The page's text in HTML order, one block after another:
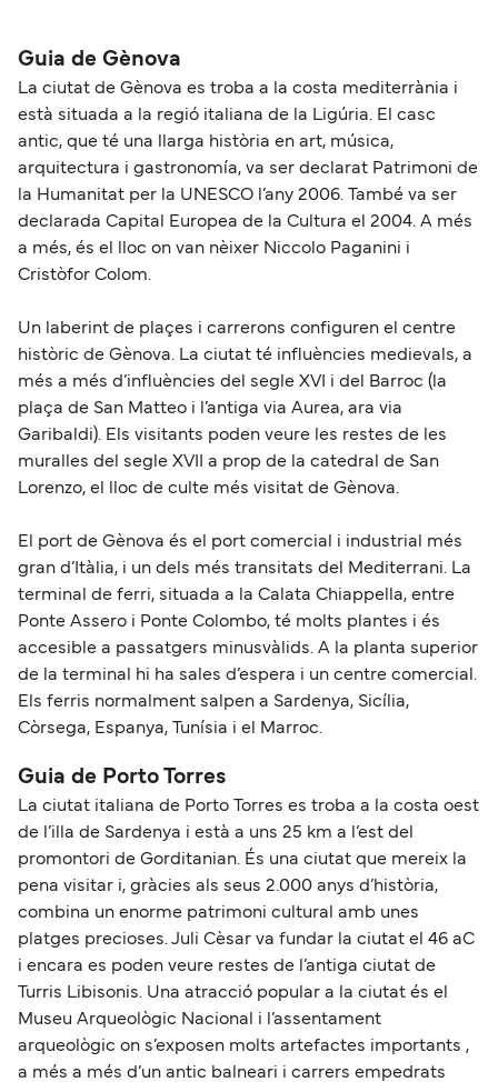
Guia de Gènova
La ciutat de Gènova es troba a la costa mediterrània i
està situada a la regió italiana de la Ligúria. El casc
antic, que té una llarga història en art, música,
arquitectura i gastronomía, va ser declarat Patrimoni de
la Humanitat per la UNESCO l’any 2006. També va ser
declarada Capital Europea de la Cultura el 2004. A més
a més, és el lloc on van nèixer Niccolo Paganini i
Cristòfor Colom.
Un laberint de plaçes i carrerons configuren el centre
històric de Gènova. La ciutat té influències medievals, a
més a més d’influències del segle XVI i del Barroc (la
plaça de San Matteo i l’antiga via Aurea, ara via
Garibaldi). Els visitants poden veure les restes de les
muralles del segle XVII a prop de la catedral de San
Lorenzo, el lloc de culte més visitat de Gènova.
El port de Gènova és el port comercial i industrial més
gran d’Itàlia, i un dels més transitats del Mediterrani. La
terminal de ferri, situada a la Calata Chiappella, entre
Ponte Assero i Ponte Colombo, té molts plantes i és
accesible a passatgers minusvàlids. A la planta superior
de la terminal hi ha sales d’espera i un centre comercial.
Els ferris normalment salpen a Sardenya, Sicília,
Còrsega, Espanya, Tunísia i el Marroc.
Guia de Porto Torres
La ciutat italiana de Porto Torres es troba a la costa oest
de l’illa de Sardenya i està a uns 25 km a l’est del
promontori de Gorditanian. És una ciutat que mereix la
pena visitar i, gràcies als seus 2.000 anys d’història,
combina un enorme patrimoni cultural amb unes
platges precioses. Juli Cèsar va fundar la ciutat el 46 aC
i encara es poden veure restes de l’antiga ciutat de
Turris Libisonis. Una atracció popular a la ciutat és el
Museu Arqueològic Nacional i l’assentament
arqueològic on s’exposen molts artefactes importants ,
a més a més d’un antic balneari i carrers empedrats